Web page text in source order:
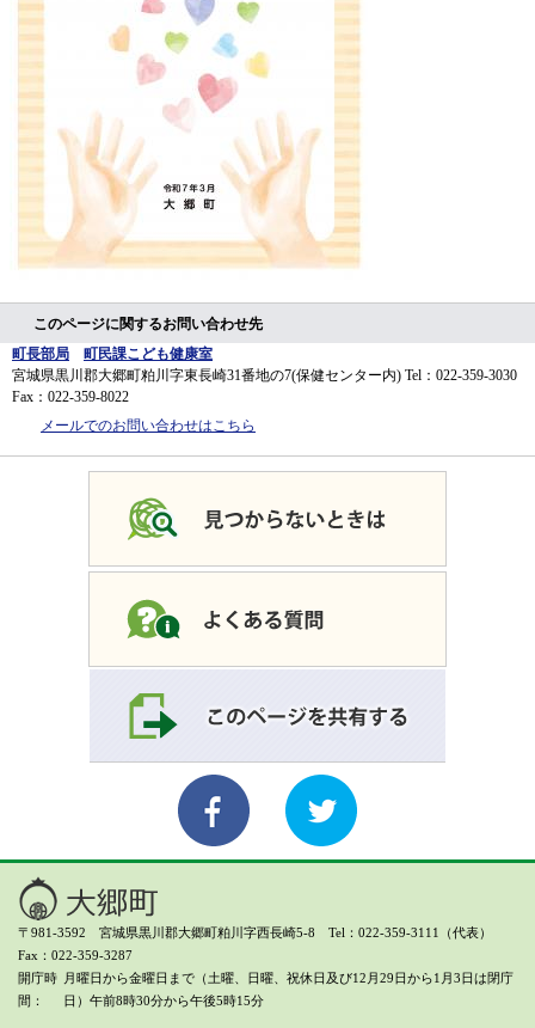
このページに関するお問い合わせ先
町長部局
町民課こども健康室
宮城県黒川郡大郷町粕川字東長崎31番地の7(保健センター内) Tel：022-359-3030
Fax：022-359-8022
メールでのお問い合わせはこちら
〒981-3592 宮城県黒川郡大郷町粕川字西長崎5-8 Tel：022-359-3111（代表）
Fax：022-359-3287
開庁時
間
月曜日から金曜日まで（土曜、日曜、祝休日及び12月29日から1月3日は閉庁
日） 午前8時30分から午後5時15分